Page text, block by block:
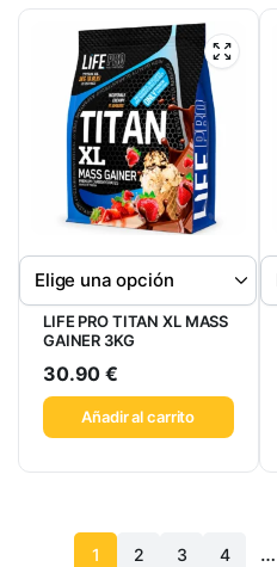
LIFE PRO TITAN XL MASS
GAINER 3KG
30.90€
Añadir al carrito
1 2 3 4 …